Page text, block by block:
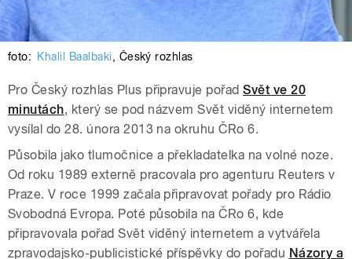
foto: Khalil Baalbaki, Český rozhlas
Pro Český rozhlas Plus připravuje pořadSvět ve 20
minutách, který se pod názvem Svět viděný internetem
vysílal do 28. února 2013 na okruhu ČRo 6.
Působila jako tlumočnice a překladatelka na volné noze.
Od roku 1989 externě pracovala pro agenturu Reuters v
Praze. V roce 1999 začala připravovat pořady pro Rádio
Svobodná Evropa. Poté působila na ČRo 6, kde
připravovala pořad Svět viděný internetem a vytvářela
zpravodajsko-publicistické příspěvky do pořadu Názory a